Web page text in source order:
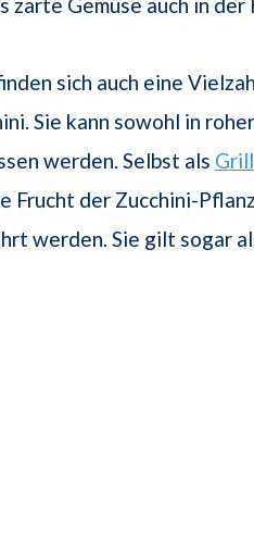
zarte Gemüse auch in
sich auch eine
Sie kann sowohl in
werden. Selbst als Grill
Frucht der Zucchini-
werden. Sie gilt sogar